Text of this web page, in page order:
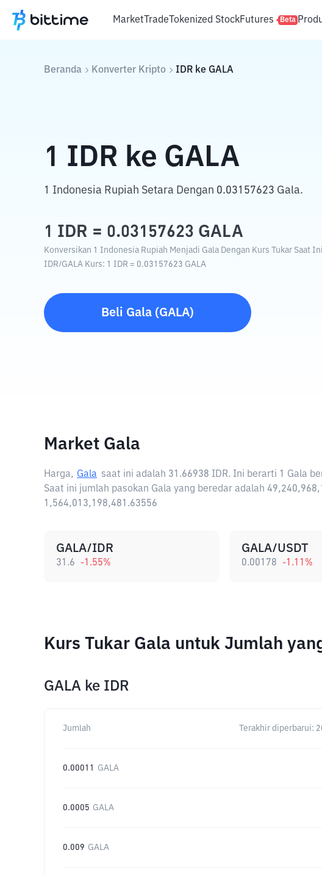
MarketTradeTokenized StockFutures Beta
Beranda Konverter Kripto IDR ke GALA
1 IDR ke GALA
1 Indonesia Rupiah Setara Dengan 0.03157623 Gala.
1 IDR = 0.03157623 GALA
Konversikan 1 Indonesia Rupiah Menjadi Gala Dengan Kurs Tukar Saat
IDR/GALA Kurs: 1 IDR = 0.03157623 GALA
Beli Gala (GALA)
Market Gala
Harga, Gala saat ini adalah 31.66938 IDR. Ini berarti 1 Gala
Saat ini jumlah pasokan Gala yang beredar adalah
1,564,013,198,481.63556
GALA/IDR
31.6 -1.55%
GALA/USDT
0.00178 -1.11 %
Kurs Tukar Gala untuk Jumlah
GALA ke IDR
Jumlah Terakhir diperbarui:
0.00011 GALA
0.0005 GALA
0.009 GALA